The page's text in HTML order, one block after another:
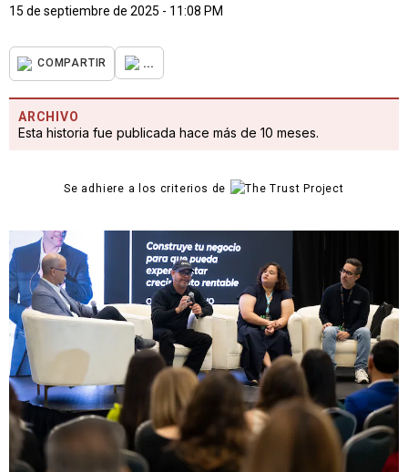
15 de septiembre de 2025 - 11:08 PM
COMPARTIR ...
ARCHIVO
Esta historia fue publicada hace más de 10 meses.
Se adhiere a los criterios de